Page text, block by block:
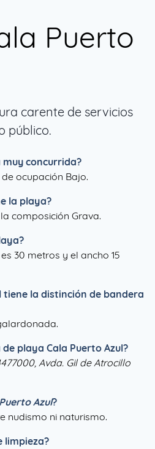
Puerto
carente de servicios
público.
concurrida?
ocupación Bajo.
la playa?
composición Grava.
30 metros y el ancho 15
tiene la distinción de bandera
playa Cala Puerto Azul?
Avda. Gil de Atrocillo
Azul?
nudismo ni naturismo.
limpieza?